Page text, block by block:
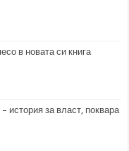
в новата си книга
история за власт, поквара